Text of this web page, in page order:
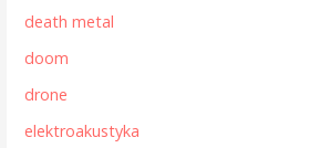
death metal
doom
drone
elektroakustyka